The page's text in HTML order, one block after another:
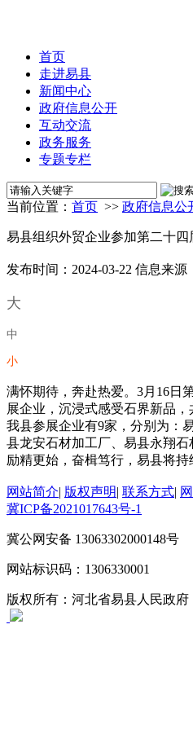
首页
走进易县
新闻中心
政府信息公开
互动交流
政务服务
专题专栏
当前位置： 首页 >> 政府信息公
易县组织外贸企业参加第二十四
发布时间：2024-03-22 信息来源
大
中
小
满怀期待，奔赴热爱。3月16日
展企业，沉浸式感受石界新品，
我县参展企业有9家，分别为：
县龙安石材加工厂、易县永翔石
励精更始，奋楫笃行，易县将
网站简介| 版权声明| 联系方式|
冀ICP备2021017643号-1
冀公网安备 13063302000148号
网站标识码：1306330001
版权所有：河北省易县人民政